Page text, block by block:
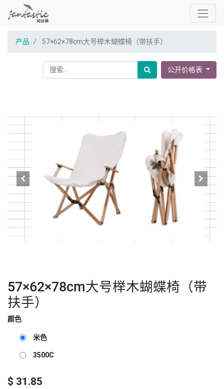
产品 57×62×78cm大号榉木蝴蝶椅（带扶手）
公开价格表
57×62×78cm大号榉木蝴蝶椅（带
扶手）
颜色
米色
3500C
$ 31.85